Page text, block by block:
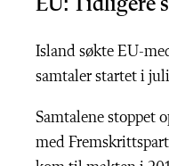
EU: Tidligere
Island søkte EU-
samtaler startet i
Samtalene stoppet
med